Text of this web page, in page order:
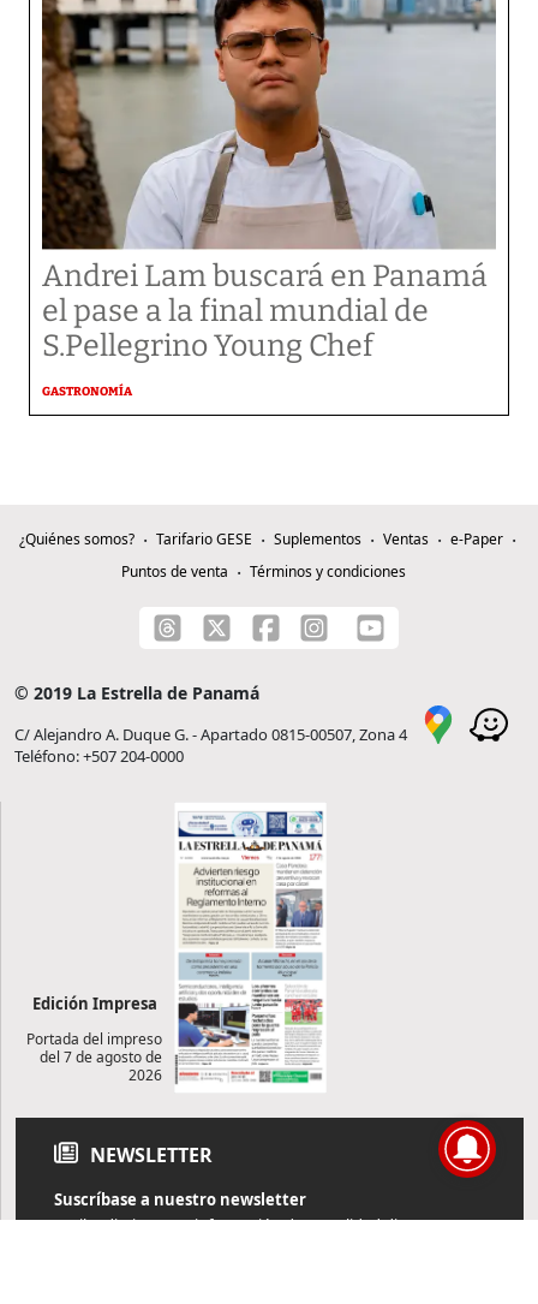
Andrei Lam buscará en Panamá
el pase a la final mundial de
S.Pellegrino Young Chef
GASTRONOMÍA
¿Quiénes somos? Tarifario GESE Suplementos Ventas
e-Paper
Puntos de venta
Términos y condiciones
© 2019 La Estrella de Panamá
C/ Alejandro A. Duque G. - Apartado 0815-00507, Zona 4
Teléfono: +507 204-0000
Edición Impresa
Portada del impreso
del 7 de agosto de
2026
NEWSLETTER
Suscríbase a nuestro newsletter
Reciba diariamente información de actualidad directamente en